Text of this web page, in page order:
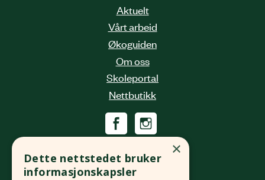
Aktuelt
Vårt arbeid
Økoguiden
Om oss
Skoleportal
Nettbutikk
Grønlandsleiret 31
×
Dette nettstedet bruker
informasjonskapsler